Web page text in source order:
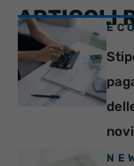
ARTICOLI